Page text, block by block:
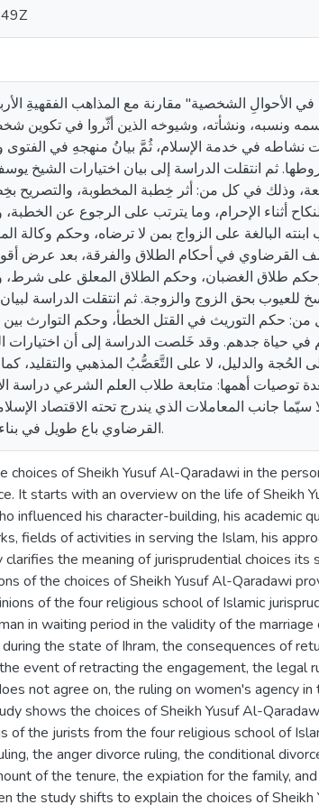
الشخصية" مقارنة مع المذاهب الفقهيةِ
ونسبه، ونشأته، وشيوخه الذين أثّروا في تكوين
نشاطه في خدمة الإسلام، ثُمَّ بيانُ منهجهِ في الفتوى
ثم انتقلت الدراسة إلى بيان اختيارات الشيخ
وذلك في كل من: أثر خِطبة المخطوبة، والتصريح
أثناء الإحرام، وما يترتب على الرجوع عن
البالغة على الزواج بمن لا ترضاه، وحكم وكالة
القرضاوي في أحكام الطلاق والفرقة، بعد عرض
طلاق الغضبان، وحكم الطلاق المعلق على شرط،
للعيوب بحق الزوج والزوجة. ثم انتقلت الدراسة
حكم التوريث في القتل الخطأ، وحكم التوارث بين
في حياة جدهم. وقد خَلصت الدراسة إلى أن
والدليل، لا على التَّعَصُّبُ المذهبي والتقليد، كما
أهمها: متابعة طلاب العلم الشرعي دراسة
جانب المعاملات الذي يندرج تحته الاقتصاد
القرضاوي باع طويل في بناء لِبناته على أرض الواقع.
choices of Sheikh Yusuf Al-Qaradawi in the
It starts with an overview on the life of Sheikh
influenced his character-building, his academic
fields of activities in serving the Islam, his
the meaning of jurisprudential choices
of the choices of Sheikh Yusuf Al-Qaradawi
of the four religious school of Islamic
in waiting period in the validity of the
the state of Ihram, the consequences of
event of retracting the engagement, the legal
not agree on, the ruling on women's agency
shows the choices of Sheikh Yusuf Al-
of the jurists from the four religious school of
the anger divorce ruling, the conditional
of the tenure, the expiation for the family,
the study shifts to explain the choices of